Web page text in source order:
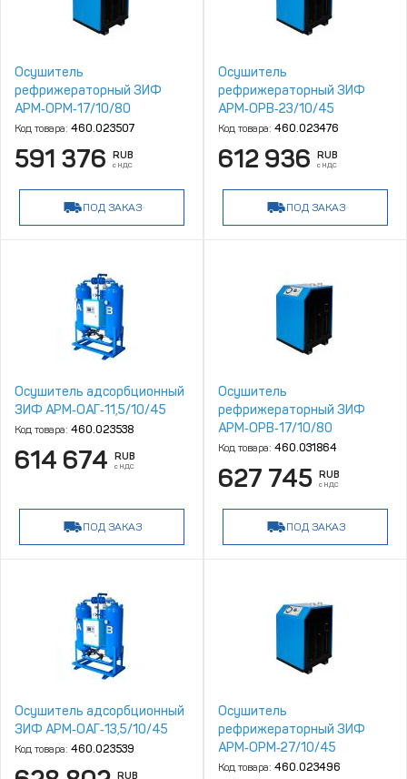
Осушитель
рефрижераторный ЗИФ
АРМ‑ОРМ‑17/10/80
Код товара: 460.023507
591 376 RUB
с НДС
ПОД ЗАКАЗ
Осушитель
рефрижераторный ЗИФ
АРМ‑ОРВ‑23/10/45
Код товара: 460.023476
612 936 RUB
с НДС
ПОД ЗАКАЗ
Осушитель адсорбционный
ЗИФ АРМ‑ОАГ‑11,5/10/45
Код товара: 460.023538
614 674 RUB
с НДС
ПОД ЗАКАЗ
Осушитель
рефрижераторный ЗИФ
АРМ‑ОРВ‑17/10/80
Код товара: 460.031864
627 745 RUB
с НДС
ПОД ЗАКАЗ
Осушитель адсорбционный
ЗИФ АРМ‑ОАГ‑13,5/10/45
Код товара: 460.023539
RUB
Осушитель
рефрижераторный ЗИФ
АРМ‑ОРМ‑27/10/45
Код товара: 460.023496